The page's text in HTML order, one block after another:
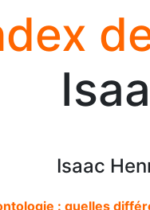
Isaac
: quelles